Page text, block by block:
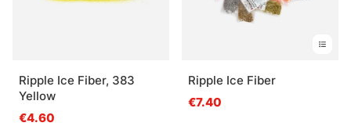
Ripple Ice Fiber, 383
Yellow
€4.60
Ripple Ice Fiber
€7.40